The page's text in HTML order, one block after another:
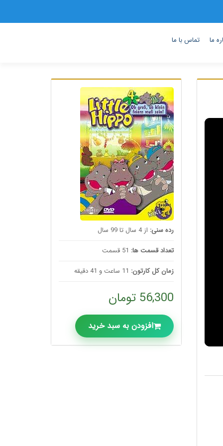
ما تماس با ما
رده سنی: از 4 سال تا 99 سال
تعداد قسمت ها:
زمان کل کارتون:
56,300 تومان
افزودن به سبد خرید